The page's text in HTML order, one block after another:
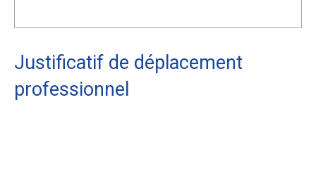
Justificatif de déplacement
professionnel